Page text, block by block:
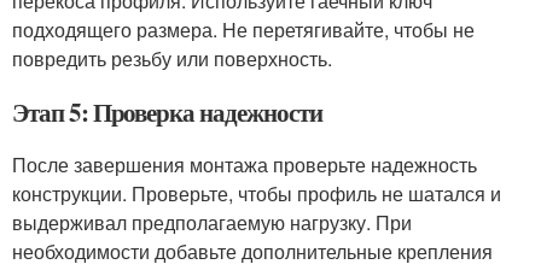
подходящего размера. Не перетягивайте, чтобы не
повредить резьбу или поверхность.
Этап 5: Проверка надежности
После завершения монтажа проверьте надежность
конструкции. Проверьте, чтобы профиль не шатался и
выдерживал предполагаемую нагрузку. При
необходимости добавьте дополнительные крепления